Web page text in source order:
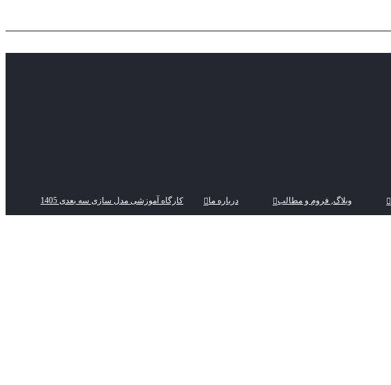
وبلاگ, فروم و مطالب درباره ما کارگاه آموزشی مدل سازی سه بعدی 1405